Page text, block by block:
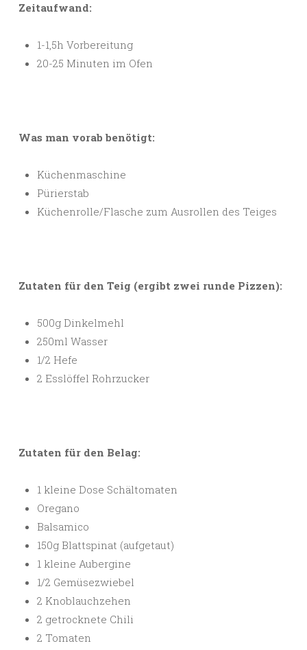
Zeitaufwand:
1-1,5h Vorbereitung
20-25 Minuten im Ofen
Was man vorab benötigt:
Küchenmaschine
Pürierstab
Küchenrolle/Flasche zum Ausrollen des Teiges
Zutaten für den Teig (ergibt zwei runde Pizzen):
500g Dinkelmehl
250ml Wasser
1/2 Hefe
2 Esslöffel Rohrzucker
Zutaten für den Belag:
1 kleine Dose Schältomaten
Oregano
Balsamico
150g Blattspinat (aufgetaut)
1 kleine Aubergine
1/2 Gemüsezwiebel
2 Knoblauchzehen
2 getrocknete Chili
2 Tomaten